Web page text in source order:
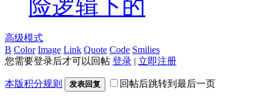
险逻辑下的
高级模式
B Color Image Link Quote Code Smilies
您需要登录后才可以回帖 登录 | 立即注册
本版积分规则 发表回复 回帖后跳转到最后一页